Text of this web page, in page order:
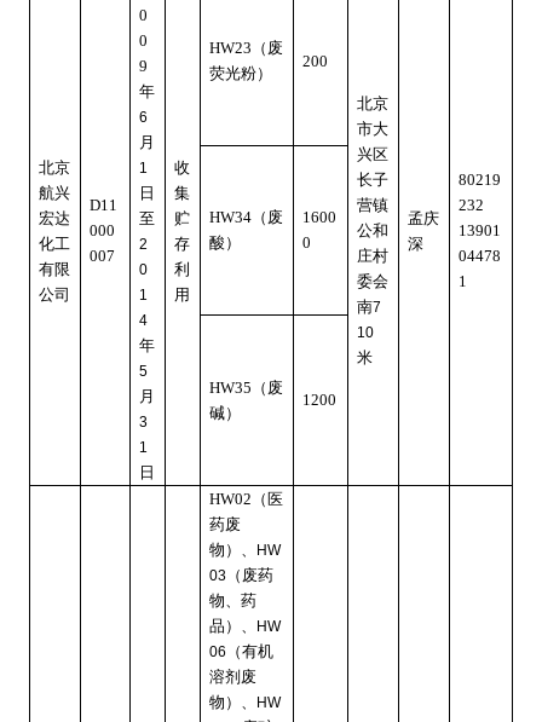
北京
航兴
宏达
化工
有限
公司
D11
000
007
0
0
9
年
6
月
1
日
至
2
0
1
4
年
5
月
3
1
日
收
集
贮
存
利
用
HW23 （废
荧光粉）
200
北京
市大
兴区
长子
营镇
公和
庄村
委会
南7
10
米
孟庆
深
80219
232
13901
04478
1
HW34 （废
酸）
1600
0
HW35 （废
碱）
1200
HW02 （医
药废
物）、
HW
03 （废药
物、药
品）、
HW
06
（有机
溶剂废
物）、
HW